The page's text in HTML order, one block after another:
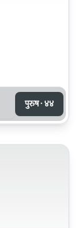
पुरुष · ४४